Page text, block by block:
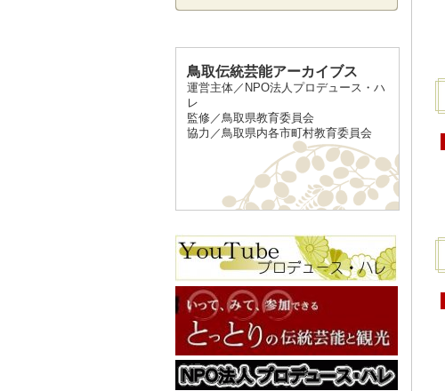
鳥取伝統芸能アーカイブス
運営主体／NPO法人プロデュース・ハ
レ
監修／鳥取県教育委員会
協力／鳥取県内各市町村教育委員会